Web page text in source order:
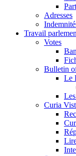
Adresses
Travail
Votes
Bulletin
Le
Curia